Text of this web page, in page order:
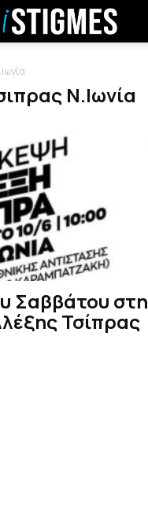
Ν.Ιωνία
Σαββάτου στη
Τσίπρας